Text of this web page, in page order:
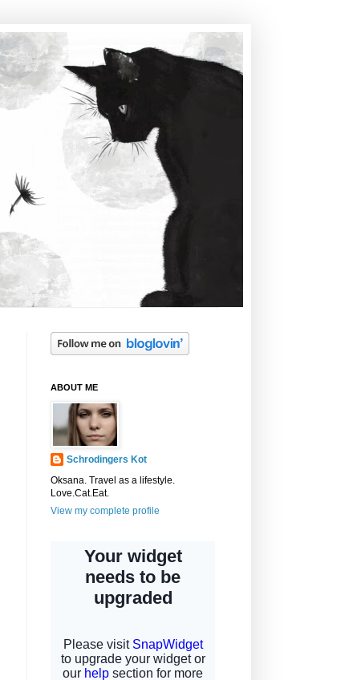
ABOUT ME
Schrodingers Kot
Oksana. Travel as a lifestyle.
Love.Cat.Eat.
View my complete profile